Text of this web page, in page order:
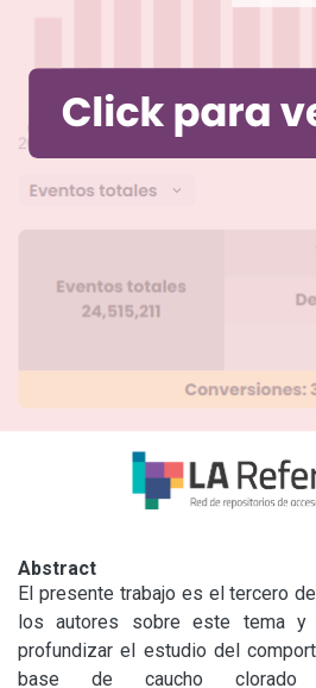
Abstract
El presente trabajo es el tercero
los autores sobre este tema y
profundizar el estudio del
base de caucho clorado